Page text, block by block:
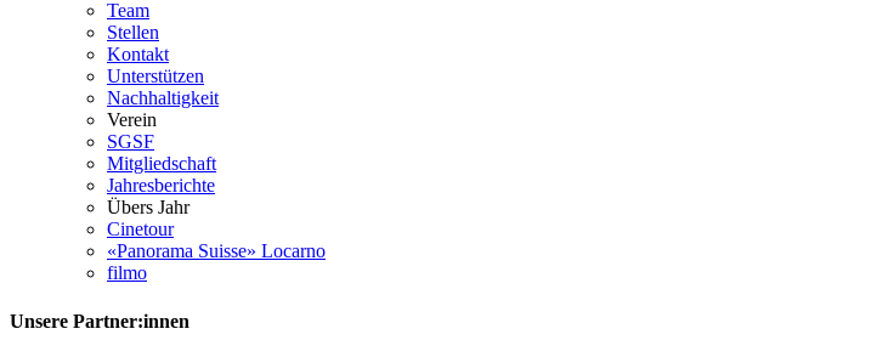
Team
Stellen
Kontakt
Unterstützen
Nachhaltigkeit
Verein
SGSF
Mitgliedschaft
Jahresberichte
Übers Jahr
Cinetour
«Panorama Suisse» Locarno
filmo
Unsere Partner:innen